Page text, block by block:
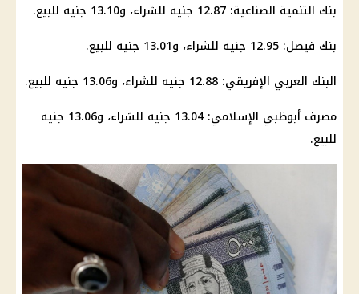
بنك التنمية الصناعية: 12.87 جنيه للشراء، و13.10 جنيه للبيع.
بنك فيصل: 12.95 جنيه للشراء، و13.01 جنيه للبيع.
البنك العربي الإفريقي: 12.88 جنيه للشراء، و13.06 جنيه للبيع.
مصرف أبوظبي الإسلامي: 13.04 جنيه للشراء، و13.06 جنيه
للبيع.